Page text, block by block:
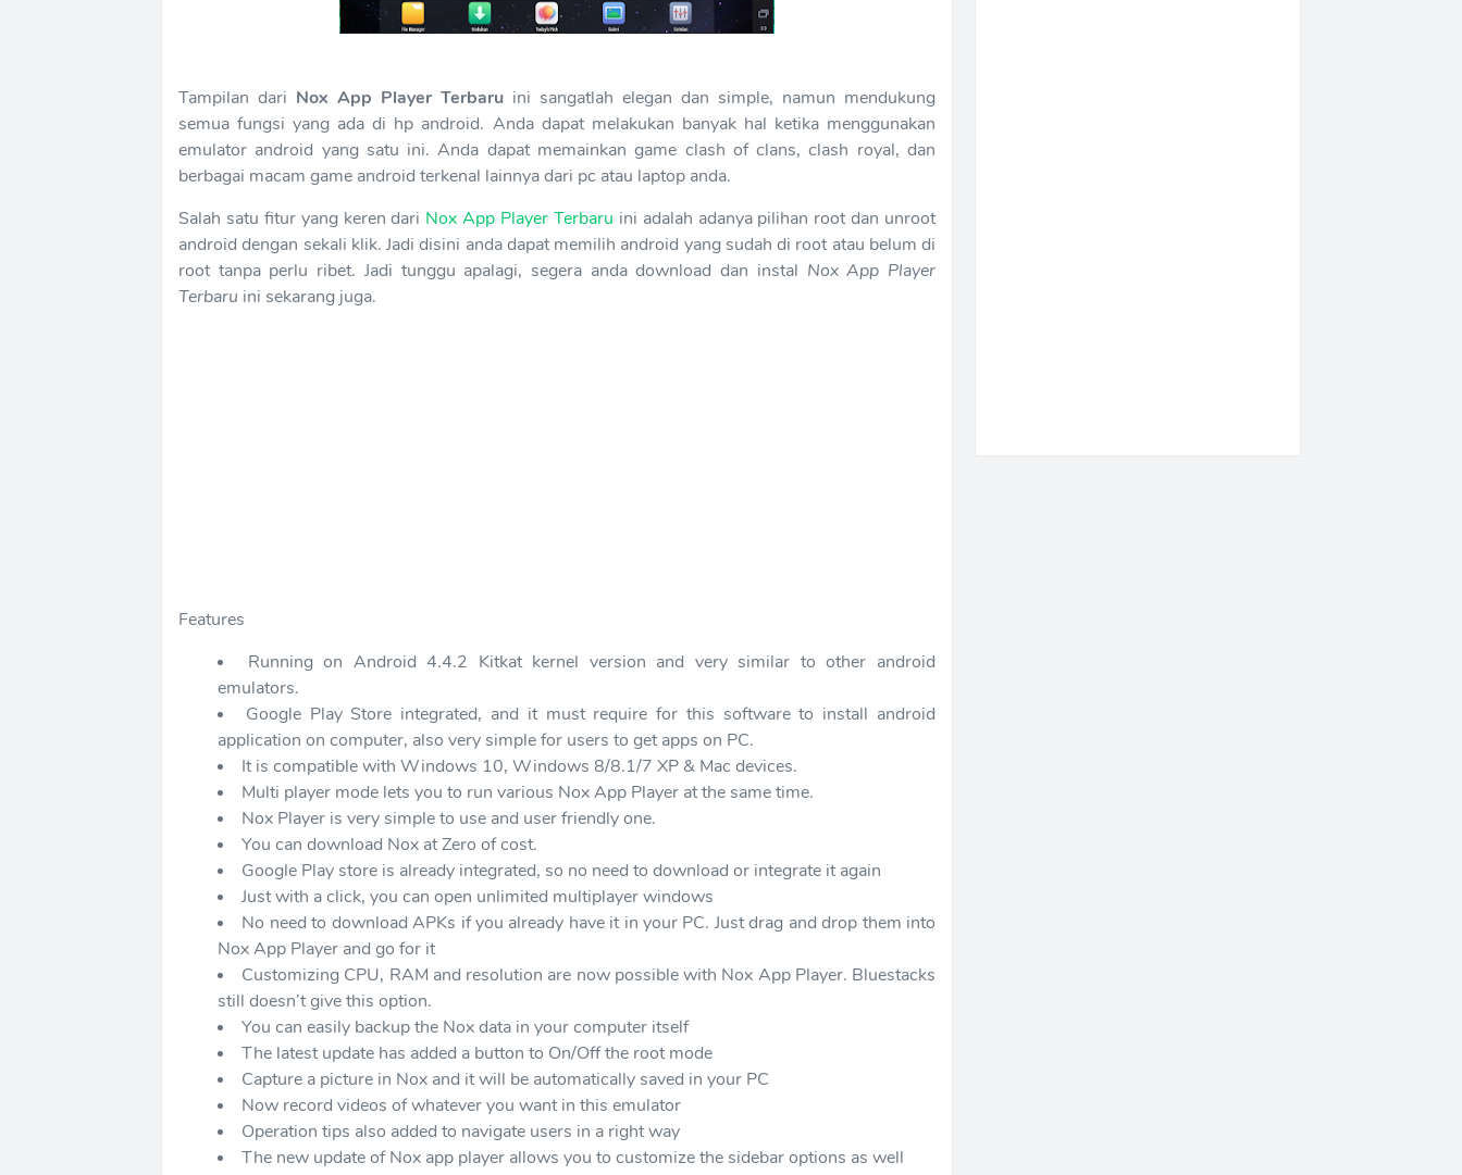
Tampilan dari Nox App Player Terbaru ini sangatlah elegan dan simple, namun mendukung
semua fungsi yang ada di hp android. Anda dapat melakukan banyak hal ketika menggunakan
emulator android yang satu ini. Anda dapat memainkan game clash of clans, clash royal, dan
berbagai macam game android terkenal lainnya dari pc atau laptop anda.
Salah satu fitur yang keren dari Nox App Player Terbaru ini adalah adanya pilihan root dan unroot
android dengan sekali klik. Jadi disini anda dapat memilih android yang sudah di root atau belum di
root tanpa perlu ribet. Jadi tunggu apalagi, segera anda download dan instal Nox App Player
Terbaru ini sekarang juga.
Features
Running on Android 4.4.2 Kitkat kernel version and very similar to other android
emulators.
Google Play Store integrated, and it must require for this software to install android
application on computer, also very simple for users to get apps on PC.
It is compatible with Windows 10, Windows 8/8.1/7 XP & Mac devices.
Multi player mode lets you to run various Nox App Player at the same time.
Nox Player is very simple to use and user friendly one.
You can download Nox at Zero of cost.
Google Play store is already integrated, so no need to download or integrate it again
Just with a click, you can open unlimited multiplayer windows
No need to download APKs if you already have it in your PC. Just drag and drop them into
Nox App Player and go for it
Customizing CPU, RAM and resolution are now possible with Nox App Player. Bluestacks
still doesn’t give this option.
You can easily backup the Nox data in your computer itself
The latest update has added a button to On/Off the root mode
Capture a picture in Nox and it will be automatically saved in your PC
Now record videos of whatever you want in this emulator
Operation tips also added to navigate users in a right way
The new update of Nox app player allows you to customize the sidebar options as well